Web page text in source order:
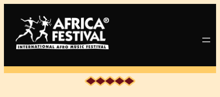
Inhalt
springen